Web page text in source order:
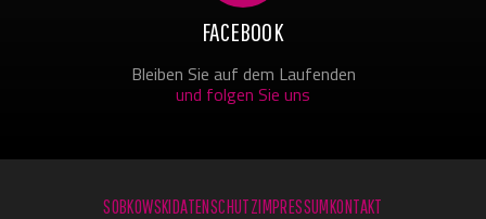
FACEBOOK
Bleiben Sie auf dem Laufenden
und folgen Sie uns
SOBKOWSKIDATENSCHUTZIMPRESSUMKONTAKT